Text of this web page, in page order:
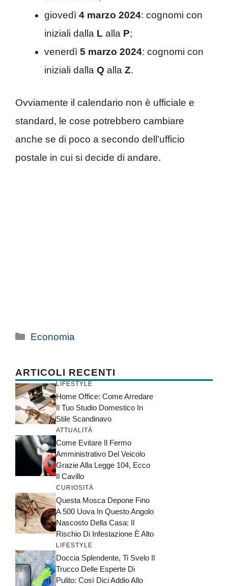
giovedì 4 marzo 2024: cognomi con
iniziali dalla L alla P;
venerdì 5 marzo 2024: cognomi con
iniziali dalla Q alla Z.
Ovviamente il calendario non è ufficiale e
standard, le cose potrebbero cambiare
anche se di poco a secondo dell’ufficio
postale in cui si decide di andare.
Categorie
Economia
ARTICOLI RECENTI
LIFESTYLE
Home Office: Come Arredare
Il Tuo Studio Domestico In
Stile Scandinavo
ATTUALITÀ
Come Evitare Il Fermo
Amministrativo Del Veicolo
Grazie Alla Legge 104, Ecco
Il Cavillo
CURIOSITÀ
Questa Mosca Depone Fino
A 500 Uova In Questo Angolo
Nascosto Della Casa: Il
Rischio Di Infestazione È Alto
LIFESTYLE
Doccia Splendente, Ti Svelo Il
Trucco Delle Esperte Di
Pulito: Così Dici Addio Allo